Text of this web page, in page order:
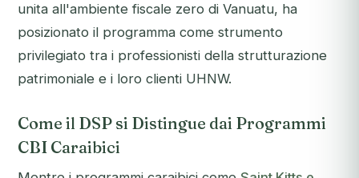
unita all'ambiente fiscale zero di Vanuatu, ha
posizionato il programma come strumento
privilegiato tra i professionisti della strutturazione
patrimoniale e i loro clienti UHNW.
Come il DSP si Distingue dai Programmi
CBI Caraibici